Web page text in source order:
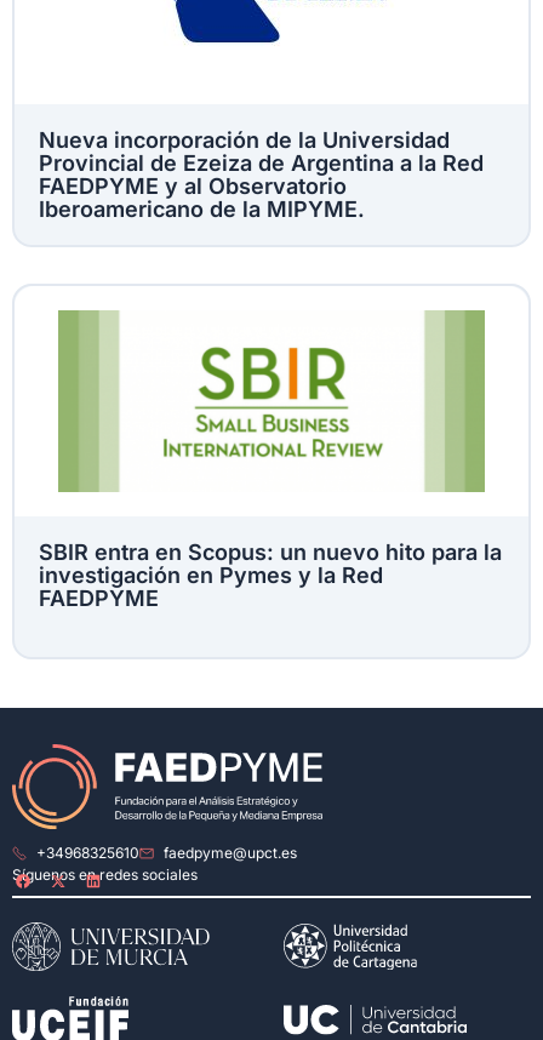
Nueva incorporación de la Universidad
Provincial de Ezeiza de Argentina a la Red
FAEDPYME y al Observatorio
Iberoamericano de la MIPYME.
SBIR entra en Scopus: un nuevo hito para la
investigación en Pymes y la Red
FAEDPYME
+34968325610
faedpyme@upct.es
Síguenos en redes sociales